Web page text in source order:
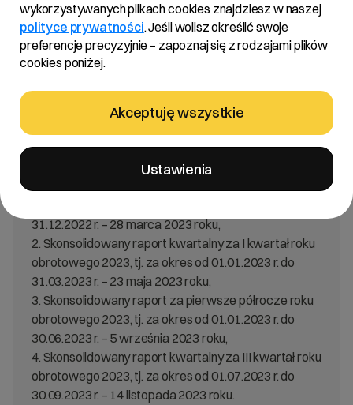
Art. 56 ust. 1 pkt 2 Ustawy o ofercie – informacje
bieżące i okresowe
Zarząd R22 S.A. z siedzibą w Poznaniu dalej jako
publikacji raportów okresowych w roku obrotowym
01.01.2023 – 31.12.2023:
31.12.2022 r. – 28 marca 2023 roku,
2. Skonsolidowany raport kwartalny za I kwartał roku
obrotowego 2023, tj. za okres od 01.01.2023 r. do
31.03.2023 r. – 23 maja 2023 roku,
3. Skonsolidowany raport za pierwsze półrocze roku
obrotowego 2023, tj. za okres od 01.01.2023 r. do
30.06.2023 r. – 5 września 2023 roku,
4. Skonsolidowany raport kwartalny za III kwartał roku
obrotowego 2023, tj. za okres od 01.07.2023 r. do
30.09.2023 r. – 14 listopada 2023 roku.
wykorzystywanych plikach cookies znajdziesz w naszej
polityce prywatności. Jeśli wolisz określić swoje
preferencje precyzyjnie – zapoznaj się z rodzajami plików
cookies poniżej.
Akceptuję wszystkie
Ustawienia